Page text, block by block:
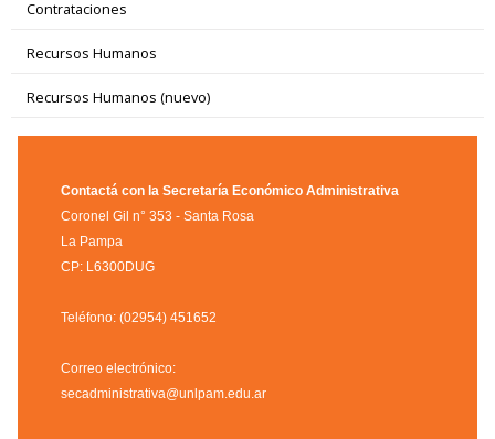
Contrataciones
Recursos Humanos
Recursos Humanos (nuevo)
Contactá con la Secretaría Económico Administrativa
Coronel Gil n° 353 - Santa Rosa
La Pampa
CP: L6300DUG
Teléfono: (02954) 451652
Correo electrónico:
secadministrativa@unlpam.edu.ar